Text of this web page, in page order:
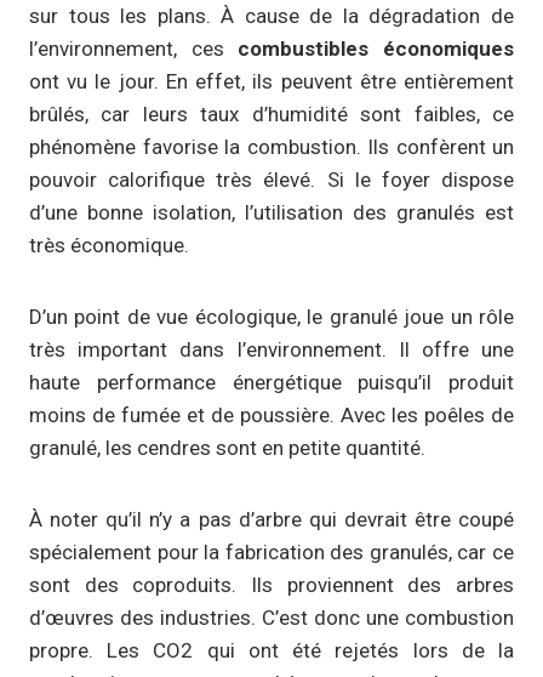
sur tous les plans. À cause de la dégradation de
l’environnement, ces combustibles économiques
ont vu le jour. En effet, ils peuvent être entièrement
brûlés, car leurs taux d’humidité sont faibles, ce
phénomène favorise la combustion. Ils confèrent un
pouvoir calorifique très élevé. Si le foyer dispose
d’une bonne isolation, l’utilisation des granulés est
très économique.
D’un point de vue écologique, le granulé joue un rôle
très important dans l’environnement. Il offre une
haute performance énergétique puisqu’il produit
moins de fumée et de poussière. Avec les poêles de
granulé, les cendres sont en petite quantité.
À noter qu’il n’y a pas d’arbre qui devrait être coupé
spécialement pour la fabrication des granulés, car ce
sont des coproduits. Ils proviennent des arbres
d’œuvres des industries. C’est donc une combustion
propre. Les CO2 qui ont été rejetés lors de la